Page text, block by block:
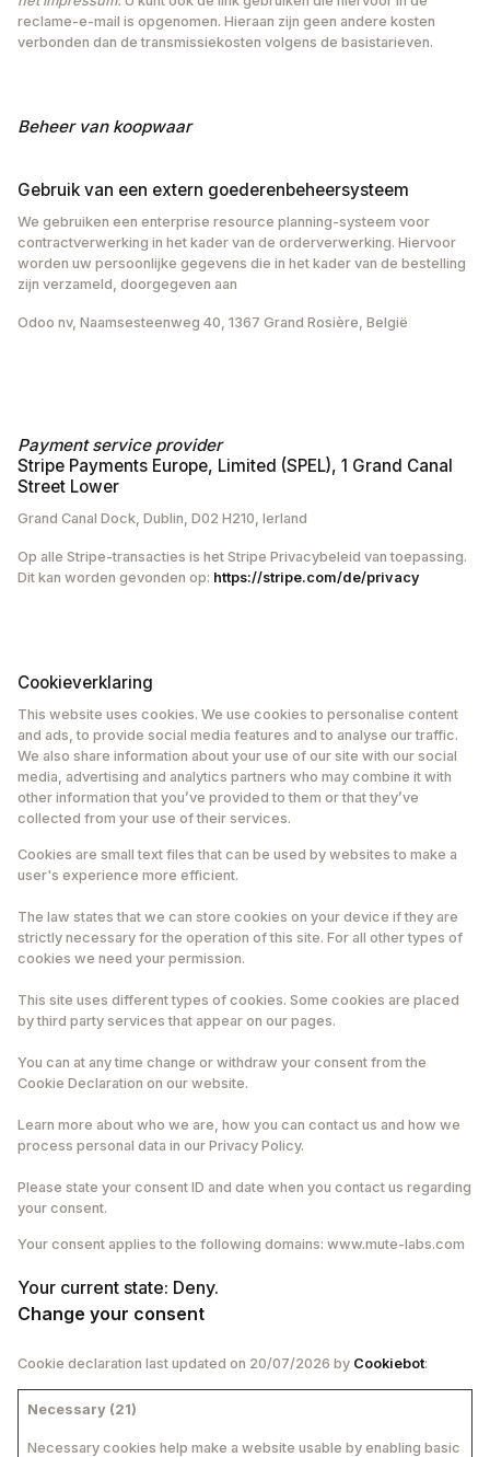
reclame-e-mail is opgenomen. Hieraan zijn geen andere kosten
verbonden dan de transmissiekosten volgens de basistarieven.
Beheer van koopwaar ‍
Gebruik van een extern goederenbeheersysteem ‍
We gebruiken een enterprise resource planning-systeem voor
contractverwerking in het kader van de orderverwerking. Hiervoor
worden uw persoonlijke gegevens die in het kader van de bestelling
zijn verzameld, doorgegeven aan
Odoo nv, Naamsesteenweg 40, 1367 Grand Rosière, België
Payment service provider
Stripe Payments Europe, Limited (SPEL), 1 Grand Canal
Street Lower
Grand Canal Dock, Dublin, D02 H210, Ierland
Op alle Stripe-transacties is het Stripe Privacybeleid van toepassing.
Dit kan worden gevonden op: https://stripe.com/de/privacy
Cookieverklaring
This website uses cookies. We use cookies to personalise content
and ads, to provide social media features and to analyse our traffic.
We also share information about your use of our site with our social
media, advertising and analytics partners who may combine it with
other information that you’ve provided to them or that they’ve
collected from your use of their services.
Cookies are small text files that can be used by websites to make a
user's experience more efficient.
The law states that we can store cookies on your device if they are
strictly necessary for the operation of this site. For all other types of
cookies we need your permission.
This site uses different types of cookies. Some cookies are placed
by third party services that appear on our pages.
You can at any time change or withdraw your consent from the
Cookie Declaration on our website.
Learn more about who we are, how you can contact us and how we
process personal data in our Privacy Policy.
Please state your consent ID and date when you contact us regarding
your consent.
Your consent applies to the following domains: www.mute-labs.com
Your current state: Deny.
Change your consent
Cookie declaration last updated on 20/07/2026 by Cookiebot:
Necessary (21)
Necessary cookies help make a website usable by enabling basic